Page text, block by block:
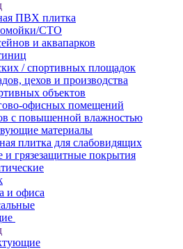
ПВХ плитка
СТО
и аквапарков
/ спортивных площадок
цехов и производства
объектов
офисных помещений
с повышенной влажностью
материалы
плитка для слабовидящих
и грязезащитные покрытия
и офиса